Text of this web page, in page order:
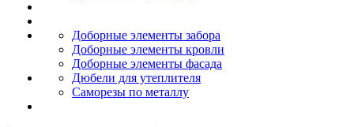
Доборные элементы забора
Доборные элементы кровли
Доборные элементы фасада
Дюбели для утеплителя
Саморезы по металлу